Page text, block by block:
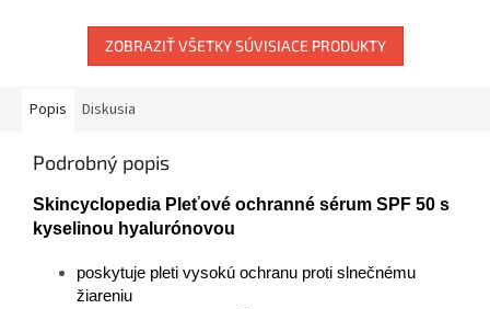
ZOBRAZIŤ VŠETKY SÚVISIACE PRODUKTY
Popis Diskusia
Podrobný popis
Skincyclopedia Pleťové ochranné sérum SPF 50 s
kyselinou hyalurónovou
poskytuje pleti vysokú ochranu proti slnečnému
žiareniu